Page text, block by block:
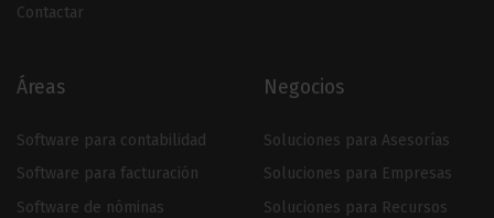
Contactar
Áreas
Software para contabilidad
Software para facturación
Software de nóminas
Negocios
Soluciones para Asesorías
Soluciones para Empresas
Soluciones para Recursos